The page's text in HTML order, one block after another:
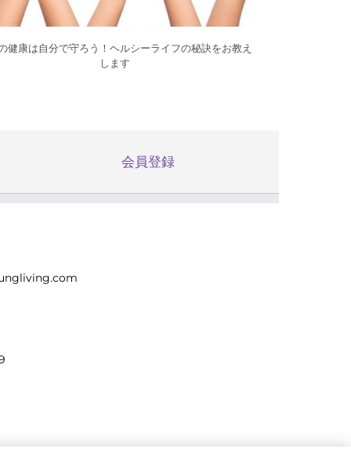
健康は自分で守ろう！ヘルシーライフの秘訣をお教え
します
会員登録